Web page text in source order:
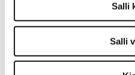
Salli
Salli
lasiovikylmäkaappi
Tefcold Backbar DB200H-
(k) 870 mm.